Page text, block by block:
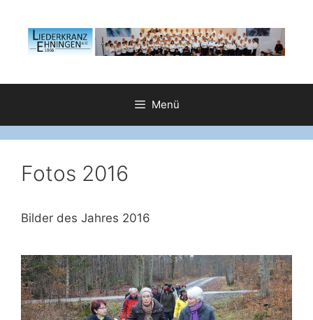
Inhalt
springen
Menü
Fotos 2016
Bilder des Jahres 2016